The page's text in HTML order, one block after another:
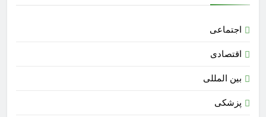
اجتماعی
اقتصادی
بین المللی
پزشکی